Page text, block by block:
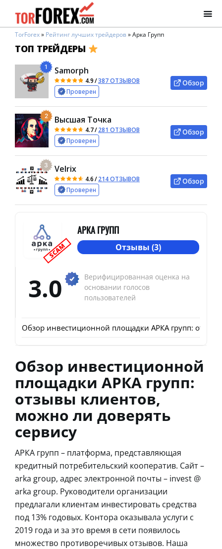
TorForex» Рейтинг лучших трейдеров»Арка Групп
ТОП ТРЕЙДЕРЫ
1 Samorph
4.9/387 ОТЗЫВОВ
Проверен
Обзор
2 Высшая Точка
4.7/281 ОТЗЫВОВ
Проверен
Обзор
3 Velrix
4.6/214 ОТЗЫВОВ
Проверен
Обзор
SCAM
АРКА ГРУПП
Отзывы (3)
3.0
Верифицированная оценка на
основании голосов
пользователей
Обзор инвестиционной площадки АРКА групп:
Обзор инвестиционной
площадки АРКА групп:
отзывы клиентов,
можно ли доверять
сервису
АРКА групп – платформа, представляющая
кредитный потребительский кооператив. Сайт –
arka group, адрес электронной почты – invest @
arka group. Руководители организации
предлагали клиентам инвестировать средства
под 13% годовых. Контора оказывала услуги с
2019 года и за это время в сети появилось
множество противоречивых отзывов. Наша